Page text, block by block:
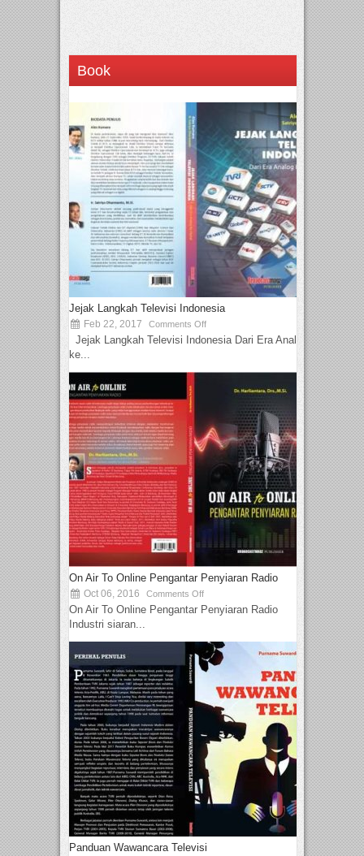
Book
Jejak Langkah Televisi Indonesia
Feb 22, 2017 Comments Off
Jejak Langkah Televisi Indonesia Dari Era Analog
ke...
On Air To Online Pengantar Penyiaran Radio
Oct 06, 2016 Comments Off
On Air To Online Pengantar Penyiaran Radio
Industri siaran...
Panduan Wawancara Televisi